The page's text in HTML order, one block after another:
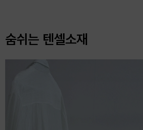
숨쉬는 텐셀소재